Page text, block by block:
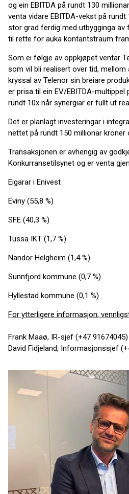
og ein EBITDA på rundt 130
venta vidare EBITDA-vekst på
stor grad ferdig med utbygginga av
til rette for auka kontantstraum
Som ei følgje av oppkjøpet ventar
som vil bli realisert over tid,
kryssal av Telenor sin breiare
er prisa til ein EV/EBITDA-
rundt 10x når synergiar er fullt ut
Det er planlagt investeringar i
nettet på rundt 150 millionar kroner
Transaksjonen er avhengig av
Konkurransetilsynet og er venta
Eigarar i Enivest
Eviny (55,8 %)
SFE (40,3 %)
Tussa IKT (1,7 %)
Nandor Helgheim (1,4 %)
Sunnfjord kommune (0,7 %)
Hyllestad kommune (0,1 %)
For ytterligere informasjon,
Frank Maaø, IR-sjef (+47 91674045)
David Fidjeland, Informasjonssjef